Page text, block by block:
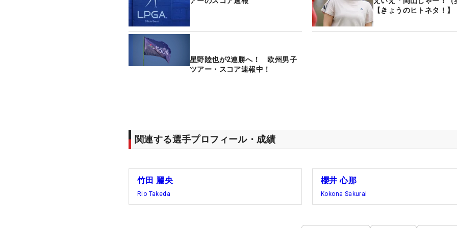
【きょうのヒトネタ！】
星野陸也が2連勝へ！ 欧州男子
ツアー・スコア速報中！
関連する選手プロフィール・成績
竹田 麗央
Rio Takeda
櫻井 心那
Kokona Sakurai